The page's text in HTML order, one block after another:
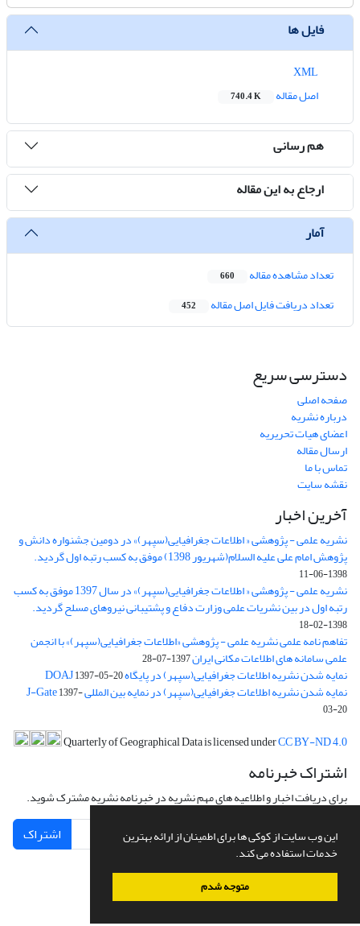
این وب سایت از کوکی ها برای اطمینان از ارائه بهترین
خدمات استفاده می کند.
متوجه شدم
فایل ها
اصل مقاله
740.4 K
هم رسانی
ارجاع به این مقاله
آمار
تعداد مشاهده مقاله 660
تعداد دریافت فایل اصل مقاله 452
دسترسی سریع
صفحه اصلی
درباره نشریه
اعضای هیات تحریریه
ارسال مقاله
تماس با ما
نقشه سایت
آخرین اخبار
نشریه علمی - پژوهشی « اطلاعات جغرافیایی(سپهر)» در دومین جشنواره دانش و
پژوهش امام علی علیه السلام(شهریور 1398) موفق به کسب رتبه اول گردید.
1398-06-11
نشریه علمی - پژوهشی « اطلاعات جغرافیایی(سپهر)» در سال 1397 موفق به کسب
رتبه اول در بین نشریات علمی وزارت دفاع و پشتیبانی نیروهای مسلح گردید.
1398-02-18
تفاهم نامه علمی نشریه علمی - پژوهشی «اطلاعات جغرافیایی(سپهر)» با انجمن
علمی سامانه های اطلاعات مکانی ایران1397-07-28
نمایه شدن نشریه اطلاعات جغرافیایی(سپهر) در پایگاه DOAJ1397-05-20
نمایه شدن نشریه اطلاعات جغرافیایی(سپهر) در نمایه بین المللی J-Gate1397-
03-20
Quarterly of Geographical Data is licensed underCC BY-ND 4.0
اشتراک خبرنامه
برای دریافت اخبار و اطلاعیه های مهم نشریه در خبرنامه نشریه مشترک شوید.
اشتراک
سامانه مدیریت نشریات علمی.طراحی و پیاده سازی ازسیناوب